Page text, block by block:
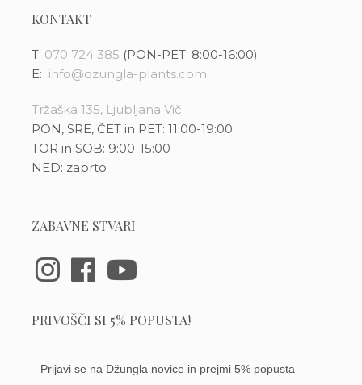
KONTAKT
T: 070 724 385 (PON-PET: 8:00-16:00)
E: info@dzungla-plants.com
Tržaška 135, Ljubljana Vič
PON, SRE, ČET in PET: 11:00-19:00
TOR in SOB: 9:00-15:00
NED: zaprto
ZABAVNE STVARI
PRIVOŠČI SI 5% POPUSTA!
Prijavi se na Džungla novice in prejmi 5% popusta